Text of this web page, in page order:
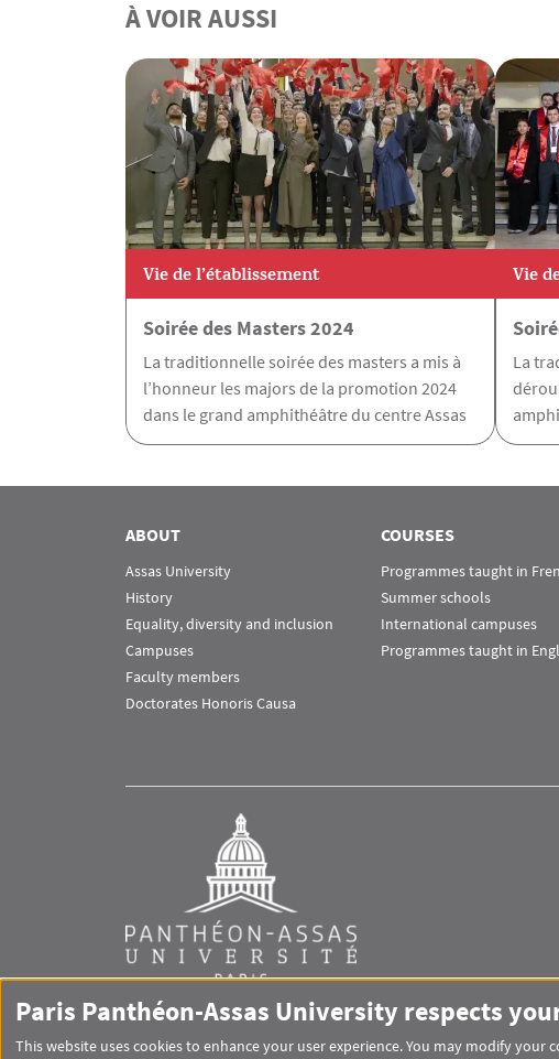
À VOIR AUSSI
Vie de l’établissement
Soirée des Masters 2024
La traditionnelle soirée des masters a mis à
l’honneur les majors de la promotion 2024
dans le grand amphithéâtre du centre Assas
Vie
La
ABOUT
Assas University
History
Equality, diversity and inclusion
Campuses
Faculty members
Doctorates Honoris Causa
COURSES
Programmes taught in
Summer schools
International campuses
Programmes taught in
Paris Panthéon-Assas University respects
This website uses cookies to enhance your user experience. You may modify your